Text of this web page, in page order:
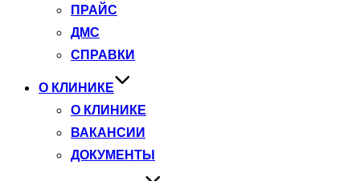
ПРАЙС
ДМС
СПРАВКИ
О КЛИНИКЕ
О КЛИНИКЕ
ВАКАНСИИ
ДОКУМЕНТЫ